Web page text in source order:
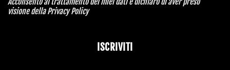
visione dellaPrivacy Policy
ISCRIVITI